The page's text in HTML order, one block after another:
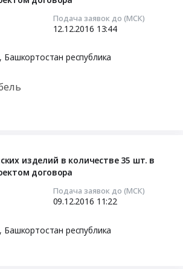
Подача заявок до (МСК)
12.12.2016 13:44
Башкортостан республика
мебель
изделий в количестве 35 шт. в
договора
Подача заявок до (МСК)
09.12.2016 11:22
Башкортостан республика